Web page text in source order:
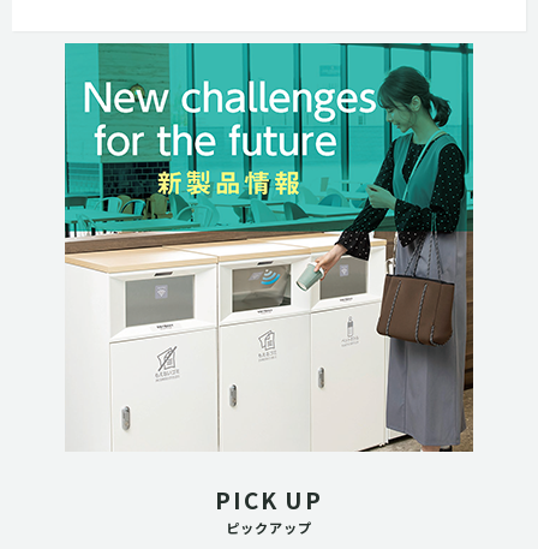
PICK UP
ピックアップ